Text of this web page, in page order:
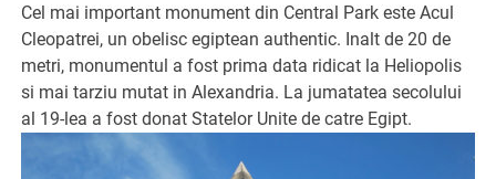
Cel mai important monument din Central Park este Acul
Cleopatrei, un obelisc egiptean authentic. Inalt de 20 de
metri, monumentul a fost prima data ridicat la Heliopolis
si mai tarziu mutat in Alexandria. La jumatatea secolului
al 19-lea a fost donat Statelor Unite de catre Egipt.